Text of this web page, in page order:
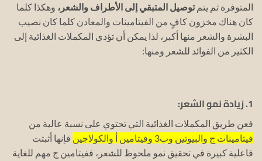
المتوفرة ثم يتمتوصيل المتبقي إلى الأطراف والشعر، وهكذا كلما
كان هناك مخزون كافٍ من الفيتامينات والمعادن كلما كان نصيب
البشرة والشعر منها أكبر، لذا يمكن أن تؤدي المكملات الغذائية إلى
الكثير من الفوائد للشعر ومنها:
1. زيادة نمو الشعر:
فعن طريق المكملات الغذائية التي تحتوي على نسبة عالية من
فيتامينات ج والبيوتين وب3 وفيتامين أ والكولاجين
فإنها أثبتت
فاعلية كبيرة في تحقيق نمو ملحوظ للشعر، ففيتامين ج مهم للغاية